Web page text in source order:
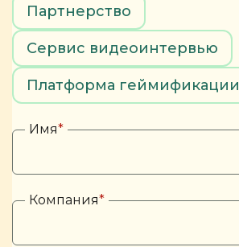
Партнерство
Сервис видеоинтервью
Платформа геймификации
Имя*
Компания*